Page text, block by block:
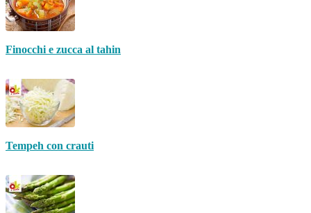
Finocchi e zucca al tahin
Tempeh con crauti